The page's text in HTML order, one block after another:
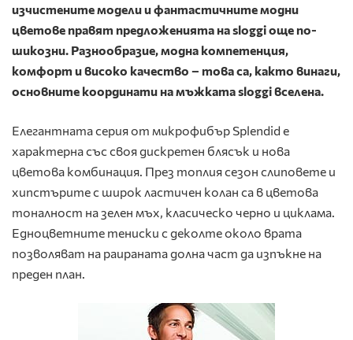
изчистените модели и фантастичните модни
цветове правят предложенията наsloggiоще по-
шикозни. Разнообразие, модна компетенция,
комфорт и високо качество – товаса, както винаги,
основните координати на мъжкатаsloggiвселена.
Елегантната серия от микрофибър Splendid е
характерна със своя дискретен блясък и нова
цветова комбинация. През топлия сезон слиповете и
хипстърите с широк ластичен колан са в цветова
тоналност на зелен мъх, класическо черно и циклама.
Едноцветните тениски с деколте около врата
позволяват на раираната долна част да изпъкне на
преден план.